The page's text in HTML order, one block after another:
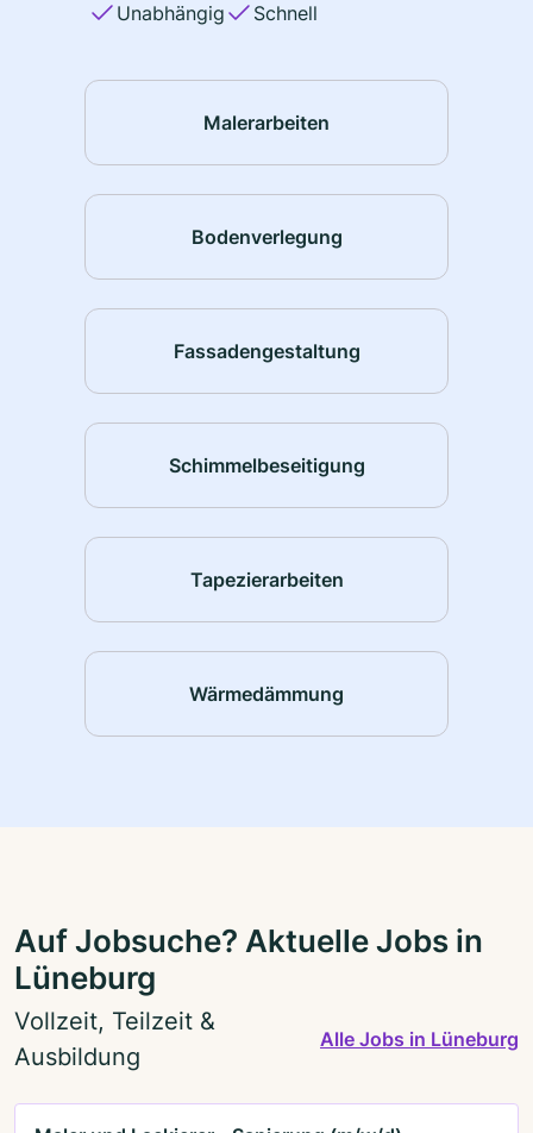
Unabhängig
Schnell
Malerarbeiten
Bodenverlegung
Fassadengestaltung
Schimmelbeseitigung
Tapezierarbeiten
Wärmedämmung
Auf Jobsuche? Aktuelle Jobs in
Lüneburg
Vollzeit, Teilzeit &
Ausbildung
Alle Jobs in Lüneburg